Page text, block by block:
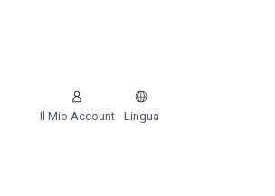
Il Mio Account Lingua